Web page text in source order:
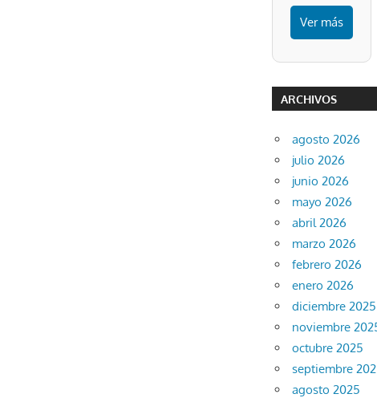
Ver más
ARCHIVOS
agosto 2026
julio 2026
junio 2026
mayo 2026
abril 2026
marzo 2026
febrero 2026
enero 2026
diciembre 2025
noviembre
octubre 2025
septiembre
agosto 2025